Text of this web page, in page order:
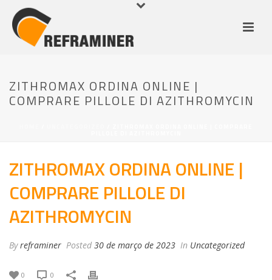
ZITHROMAX ORDINA ONLINE |
COMPRARE PILLOLE DI AZITHROMYCIN
ZITHROMAX ORDINA ONLINE |
COMPRARE PILLOLE DI
AZITHROMYCIN
Byreframiner Posted 30 de março de 2023 In Uncategorized
0 0